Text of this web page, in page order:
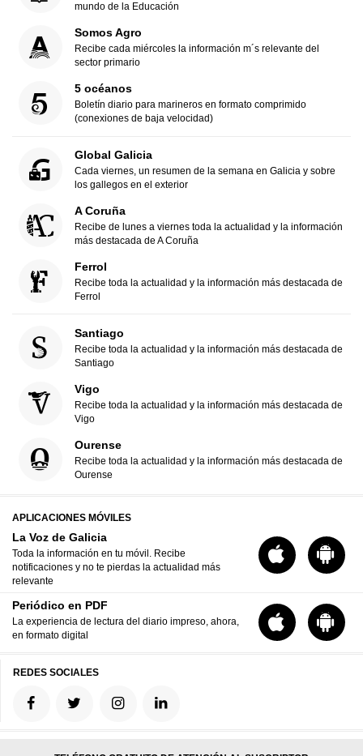
mundo de la Educación
Somos Agro
Recibe cada miércoles la información m´s relevante del
sector primario
5 océanos
Boletín diario para marineros en formato comprimido
(conexiones de baja velocidad)
Global Galicia
Cada viernes, un resumen de la semana en Galicia y sobre
los gallegos en el exterior
A Coruña
Recibe de lunes a viernes toda la actualidad y la información
más destacada de A Coruña
Ferrol
Recibe toda la actualidad y la información más destacada de
Ferrol
Santiago
Recibe toda la actualidad y la información más destacada de
Santiago
Vigo
Recibe toda la actualidad y la información más destacada de
Vigo
Ourense
Recibe toda la actualidad y la información más destacada de
Ourense
APLICACIONES MÓVILES
La Voz de Galicia
Toda la información en tu móvil. Recibe
notificaciones y no te pierdas la actualidad más
relevante
Periódico en PDF
La experiencia de lectura del diario impreso, ahora,
en formato digital
REDES SOCIALES